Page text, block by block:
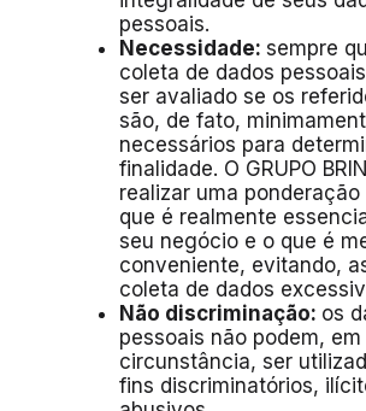
pessoais.
Necessidade:sempre
coleta de dados
ser avaliado se os
são, de fato,
necessários para
finalidade. O GRUPO
realizar uma
que é realmente
seu negócio e o que é
conveniente, evitando,
coleta de dados
Não discriminação: os
pessoais não podem,
circunstância, ser
fins discriminatórios,